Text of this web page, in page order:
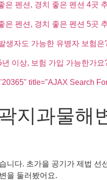
은 펜션, 경치 좋은 펜션 4곳
은 펜션, 경치 좋은 펜션 5곳
생자도 가능한 유병자 보험
이상, 보험 가입 가능한가
title="AJAX Search
지과물해
다. 초가을 공기가 제법 선
을 둘러봤어요.